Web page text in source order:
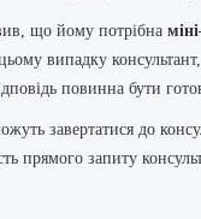
що йому потрібна
випадку
повинна бути
завертатися до
прямого запиту